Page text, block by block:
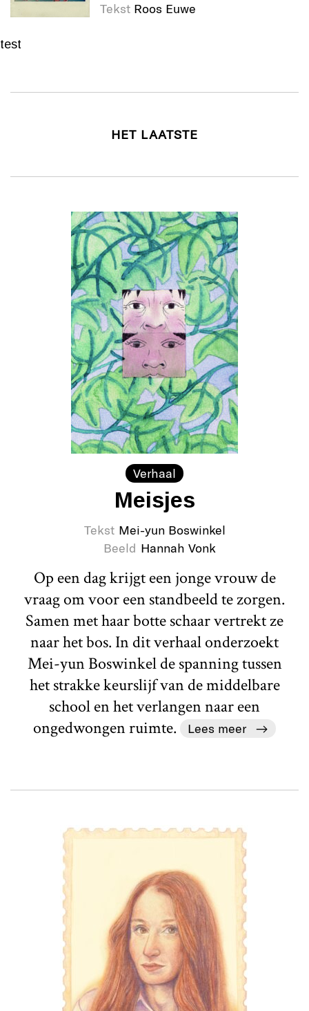
Tekst Roos Euwe
test
HET LAATSTE
Verhaal
Meisjes
Tekst Mei-yun Boswinkel
Beeld Hannah Vonk
Op een dag krijgt een jonge vrouw de
vraag om voor een standbeeld te zorgen.
Samen met haar botte schaar vertrekt ze
naar het bos. In dit verhaal onderzoekt
Mei-yun Boswinkel de spanning tussen
het strakke keurslijf van de middelbare
school en het verlangen naar een
ongedwongen ruimte.
Lees meer